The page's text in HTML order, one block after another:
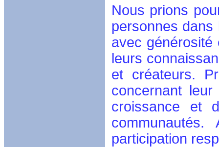
Nous prions
personnes dans
avec générosité
leurs
et créateurs.
concernant
croissance et
participation